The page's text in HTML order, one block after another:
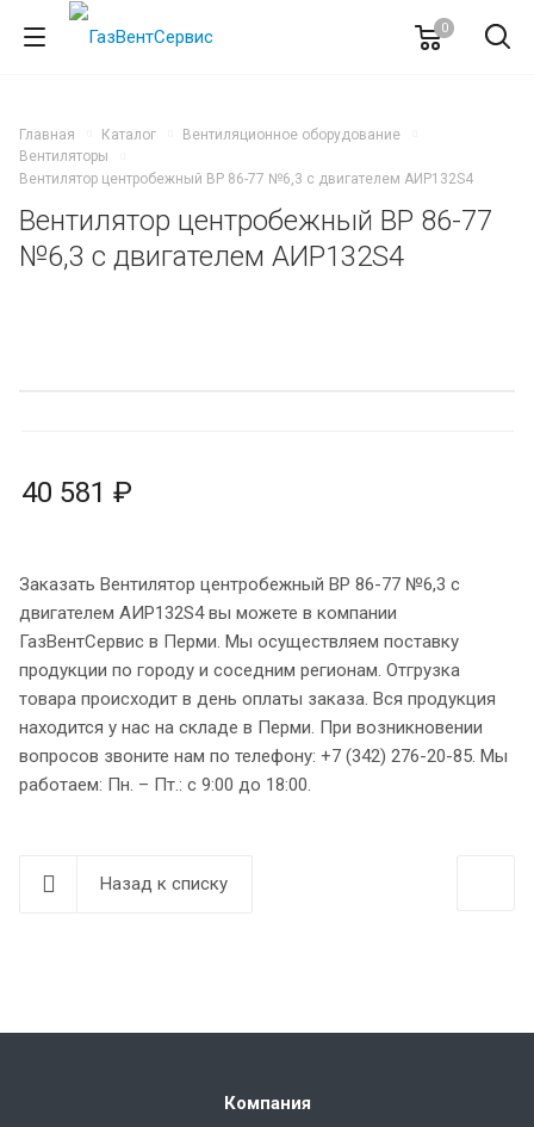
0
Главная Каталог
Вентиляционное оборудование
Вентиляторы
Вентилятор центробежный ВР 86-77 №6,3 с двигателем АИР132S4
Вентилятор центробежный ВР 86-77
№6,3 с двигателем АИР132S4
40 581 ₽
Заказать Вентилятор центробежный ВР 86-77 №6,3 с
двигателем АИР132S4 вы можете в компании
ГазВентСервис в Перми. Мы осуществляем поставку
продукции по городу и соседним регионам. Отгрузка
товара происходит в день оплаты заказа. Вся продукция
находится у нас на складе в Перми. При возникновении
вопросов звоните нам по телефону: +7 (342) 276-20-85. Мы
работаем: Пн. – Пт.: с 9:00 до 18:00.
Назад к списку
Компания